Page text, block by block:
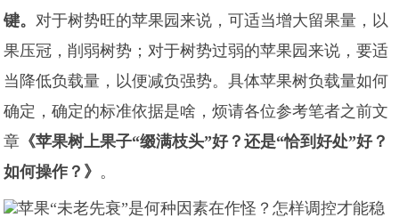
键。对于树势旺的苹果园来说，可适当增大留果量，以
果压冠，削弱树势；对于树势过弱的苹果园来说，要适
当降低负载量，以便减负强势。具体苹果树负载量如何
确定，确定的标准依据是啥，烦请各位参考笔者之前文
章 《苹果树上果子“缀满枝头”好？还是“恰到好处”好？
如何操作？》 。